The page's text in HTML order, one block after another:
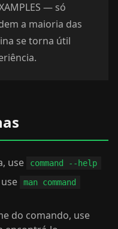
— só
a maioria das
se torna útil
use command --help
man command
do comando, use